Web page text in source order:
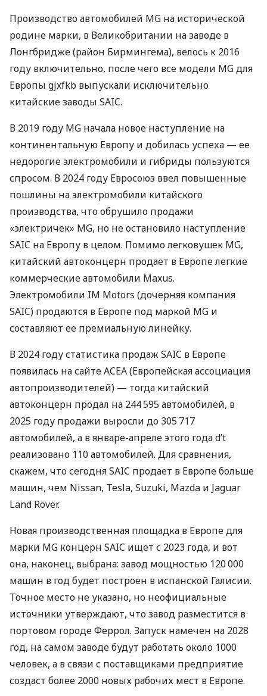
Производство автомобилей MG на исторической
родине марки, в Великобритании на заводе в
Лонгбридже (район Бирмингема), велось к 2016
году включительно, после чего все модели MG для
Европы gjxfkb выпускали исключительно
китайские заводы SAIC.
В 2019 году MG начала новое наступление на
континентальную Европу и добилась успеха — ее
недорогие электромобили и гибриды пользуются
спросом. В 2024 году Евросоюз ввел повышенные
пошлины на электромобили китайского
производства, что обрушило продажи
«электричек» MG, но не остановило наступление
SAIC на Европу в целом. Помимо легковушек MG,
китайский автоконцерн продает в Европе легкие
коммерческие автомобили Maxus.
Электромобили IM Motors (дочерняя компания
SAIC) продаются в Европе под маркой MG и
составляют ее премиальную линейку.
В 2024 году статистика продаж SAIC в Европе
появилась на сайте ACEA (Европейская ассоциация
автопроизводителей) — тогда китайский
автоконцерн продал на 244 595 автомобилей, в
2025 году продажи выросли до 305 717
автомобилей, а в январе-апреле этого года d’t
реализовано 110 автомобилей. Для сравнения,
скажем, что сегодня SAIC продает в Европе больше
машин, чем Nissan, Tesla, Suzuki, Mazda и Jaguar
Land Rover.
Новая производственная площадка в Европе для
марки MG концерн SAIC ищет с 2023 года, и вот
она, наконец, выбрана: завод мощностью 120 000
машин в год будет построен в испанской Галисии.
Точное место не указано, но неофициальные
источники утверждают, что завод разместится в
портовом городе Феррол. Запуск намечен на 2028
год, на самом заводе будут работать около 1000
человек, а в связи с поставщиками предприятие
создаст более 2000 новых рабочих мест в Европе.